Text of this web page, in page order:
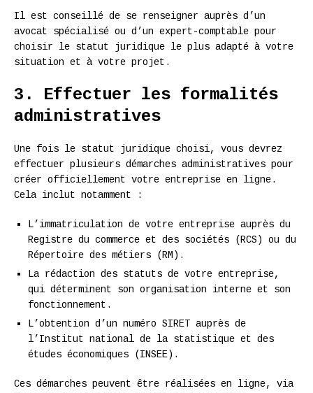
Il est conseillé de se renseigner auprès d’un
avocat spécialisé ou d’un expert-comptable pour
choisir le statut juridique le plus adapté à votre
situation et à votre projet.
3. Effectuer les formalités
administratives
Une fois le statut juridique choisi, vous devrez
effectuer plusieurs démarches administratives pour
créer officiellement votre entreprise en ligne.
Cela inclut notamment :
L’immatriculation de votre entreprise auprès du
Registre du commerce et des sociétés (RCS) ou du
Répertoire des métiers (RM).
La rédaction des statuts de votre entreprise,
qui déterminent son organisation interne et son
fonctionnement.
L’obtention d’un numéro SIRET auprès de
l’Institut national de la statistique et des
études économiques (INSEE).
Ces démarches peuvent être réalisées en ligne, via